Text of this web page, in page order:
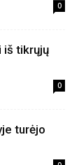
0
iš tikrųjų
0
turėjo